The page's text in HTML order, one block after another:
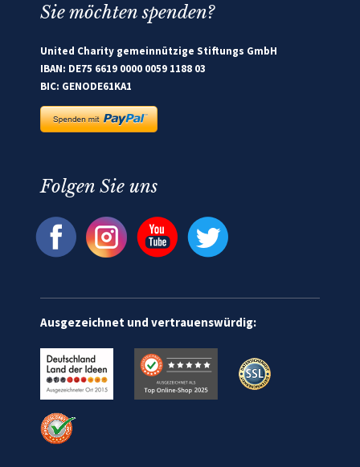
Sie möchten spenden?
United Charity gemeinnützige Stiftungs GmbH
IBAN: DE75 6619 0000 0059 1188 03
BIC: GENODE61KA1
Folgen Sie uns
Ausgezeichnet und vertrauenswürdig: